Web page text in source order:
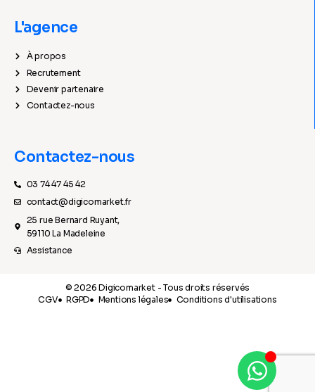
L'agence
À propos
Recrutement
Devenir partenaire
Contactez-nous
Contactez-nous
03 74 47 45 42
contact@digicomarket.fr
25 rue Bernard Ruyant,
59110 La Madeleine
Assistance
© 2026 Digicomarket - Tous droits réservés
CGV
RGPD Mentions légales Conditions d'utilisations